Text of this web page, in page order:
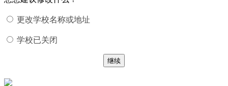
更改学校名称或地址
学校已关闭
继续